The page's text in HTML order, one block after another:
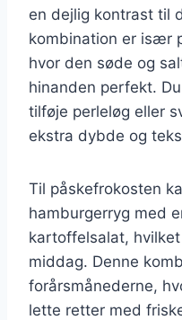
en dejlig kontrast til
kombination er især
hvor den søde og
hinanden perfekt.
tilføje perleløg eller
ekstra dybde og
Til påskefrokosten
hamburgerryg med
kartoffelsalat,
middag. Denne
forårsmånederne,
lette retter med